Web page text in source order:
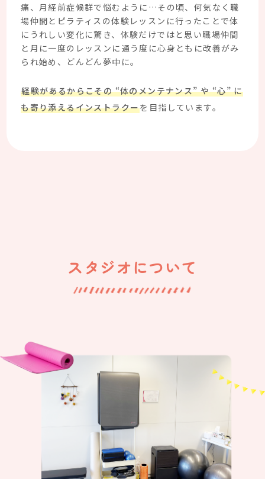
痛、月経前症候群で悩むように…その頃、何気なく職
場仲間とピラティスの体験レッスンに行ったことで体
にうれしい変化に驚き、体験だけではと思い職場仲間
と月に一度のレッスンに通う度に心身ともに改善がみ
られ始め、どんどん夢中に。
経験があるからこその “体のメンテナンス” や “心” に
も寄り添えるインストラクーを目指しています。
スタジオについて